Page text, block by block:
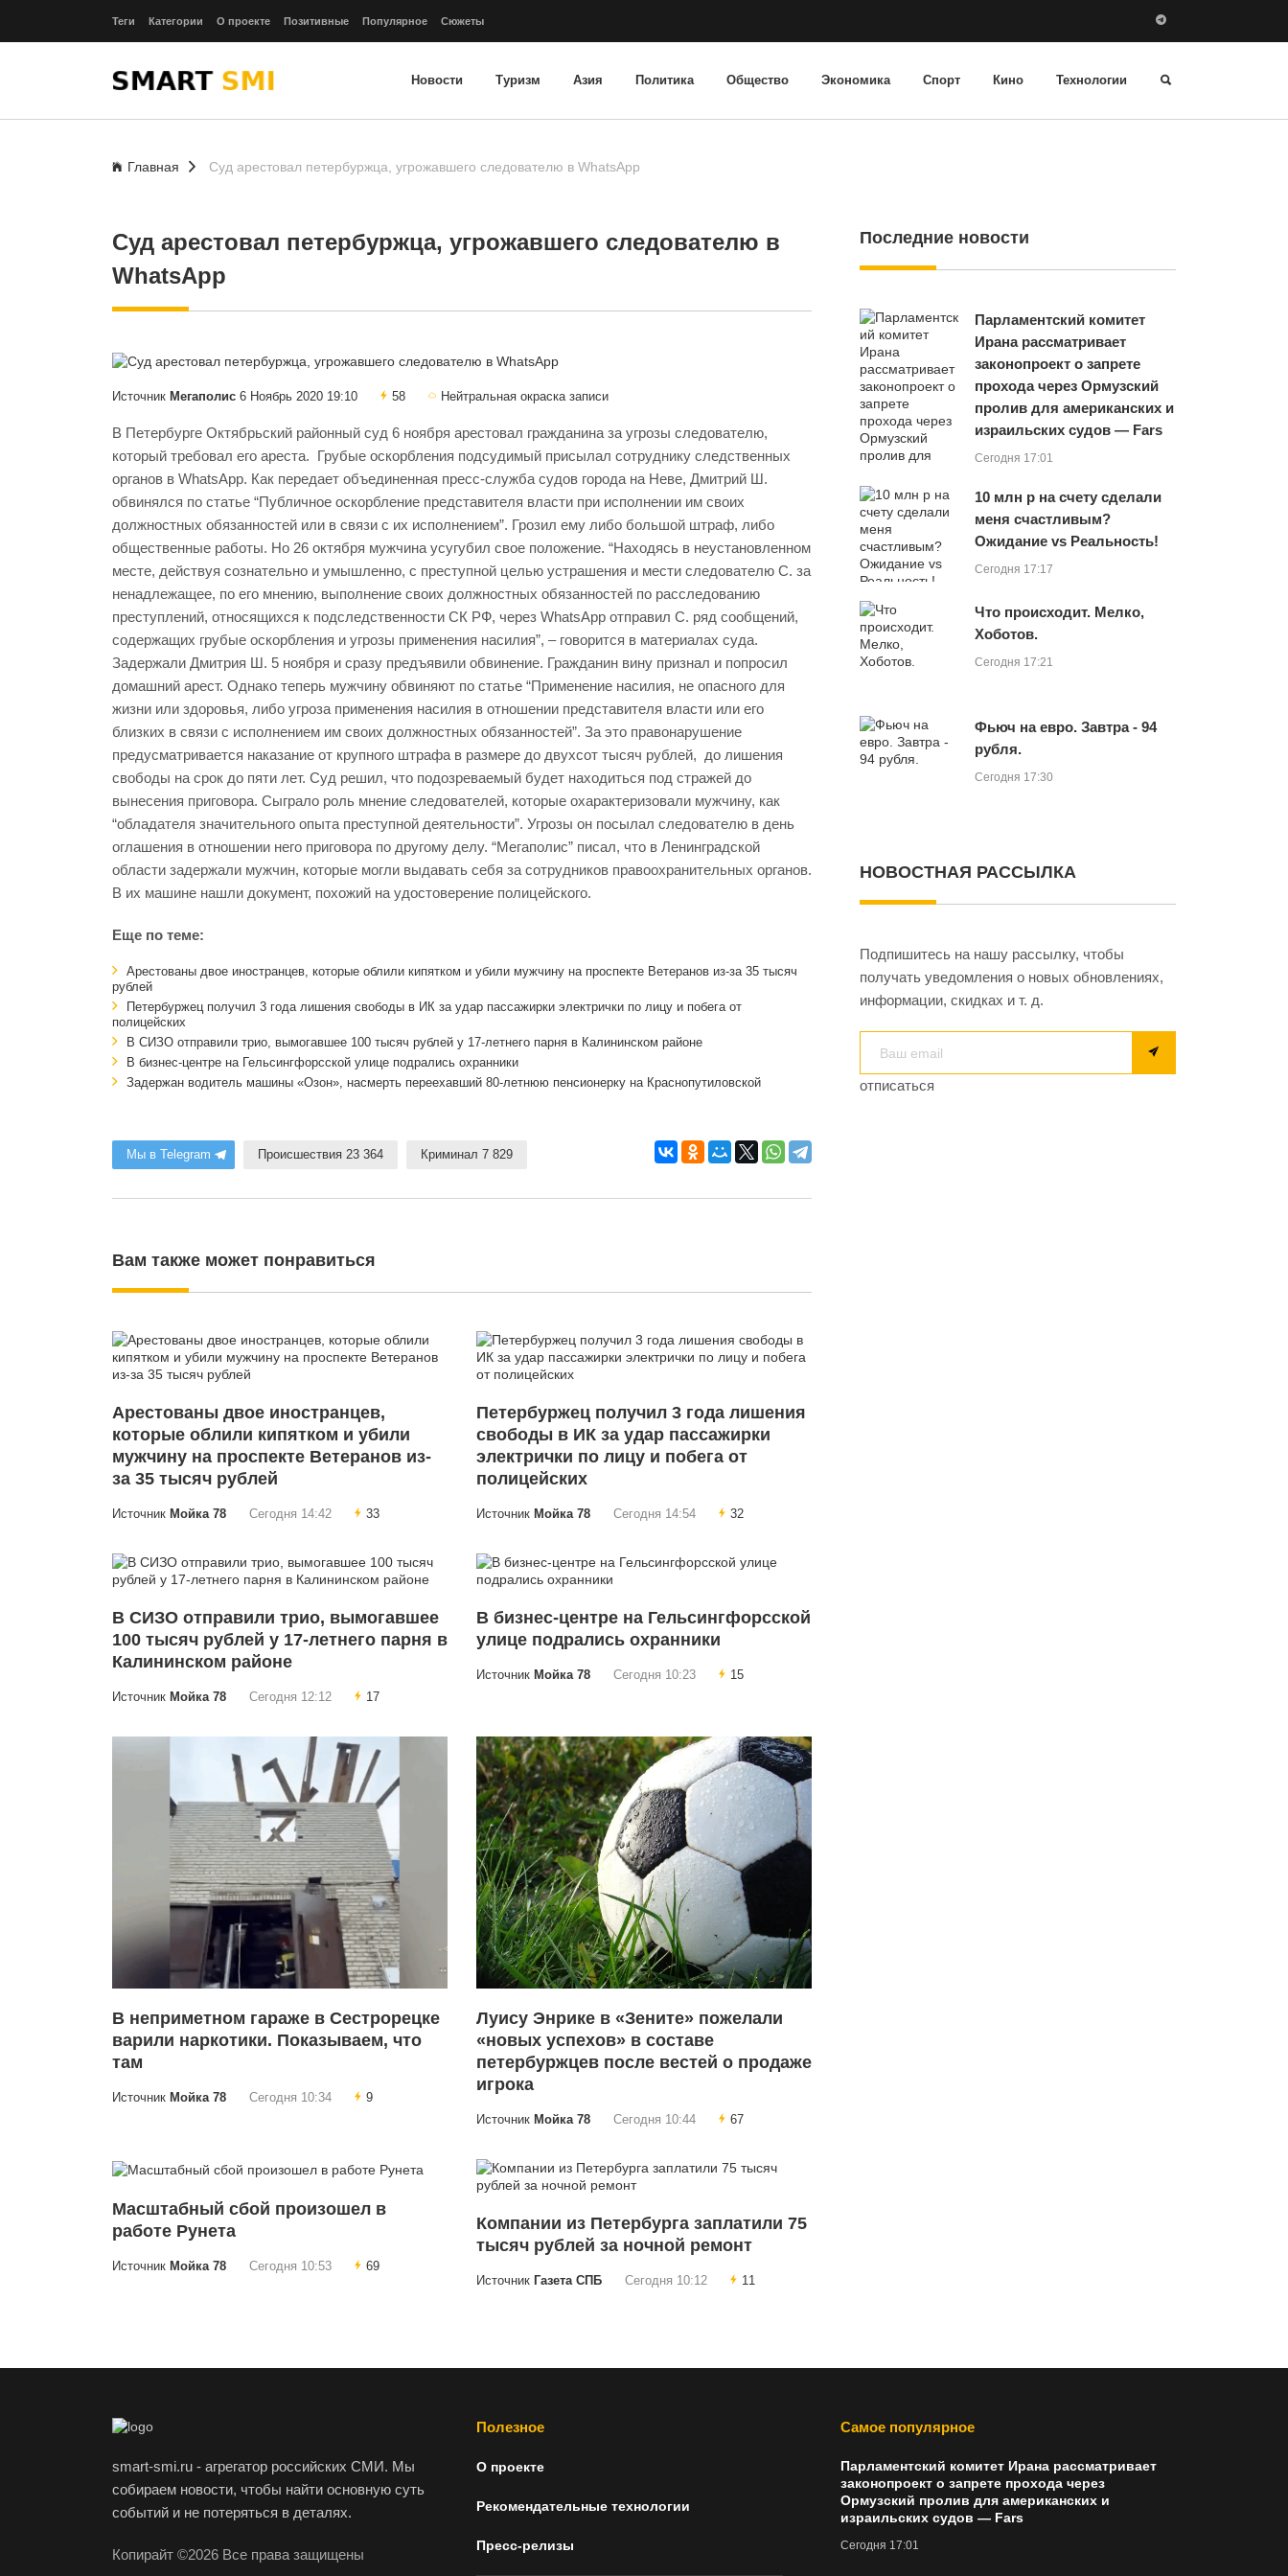
Теги Категории О проекте Позитивные Популярное Сюжеты
Новости Туризм Азия Политика Общество Экономика Спорт Кино Технологии
Главная Суд арестовал петербуржца, угрожавшего следователю в WhatsApp
Суд арестовал петербуржца, угрожавшего следователю в
WhatsApp
Источник Мегаполис 6 Ноябрь 2020 19:10 58 Нейтральная окраска записи
В Петербурге Октябрьский районный суд 6 ноября арестовал гражданина за угрозы следователю,
который требовал его ареста. Грубые оскорбления подсудимый присылал сотруднику следственных
органов в WhatsApp. Как передает объединенная пресс-служба судов города на Неве, Дмитрий Ш.
обвинялся по статье “Публичное оскорбление представителя власти при исполнении им своих
должностных обязанностей или в связи с их исполнением”. Грозил ему либо большой штраф, либо
общественные работы. Но 26 октября мужчина усугубил свое положение. “Находясь в неустановленном
месте, действуя сознательно и умышленно, с преступной целью устрашения и мести следователю С. за
ненадлежащее, по его мнению, выполнение своих должностных обязанностей по расследованию
преступлений, относящихся к подследственности СК РФ, через WhatsApp отправил С. ряд сообщений,
содержащих грубые оскорбления и угрозы применения насилия”, – говорится в материалах суда.
Задержали Дмитрия Ш. 5 ноября и сразу предъявили обвинение. Гражданин вину признал и попросил
домашний арест. Однако теперь мужчину обвиняют по статье “Применение насилия, не опасного для
жизни или здоровья, либо угроза применения насилия в отношении представителя власти или его
близких в связи с исполнением им своих должностных обязанностей”. За это правонарушение
предусматривается наказание от крупного штрафа в размере до двухсот тысяч рублей, до лишения
свободы на срок до пяти лет. Суд решил, что подозреваемый будет находиться под стражей до
вынесения приговора. Сыграло роль мнение следователей, которые охарактеризовали мужчину, как
“обладателя значительного опыта преступной деятельности”. Угрозы он посылал следователю в день
оглашения в отношении него приговора по другому делу. “Мегаполис” писал, что в Ленинградской
области задержали мужчин, которые могли выдавать себя за сотрудников правоохранительных органов.
В их машине нашли документ, похожий на удостоверение полицейского.
Еще по теме:
Арестованы двое иностранцев, которые облили кипятком и убили мужчину на проспекте Ветеранов из-за 35 тысяч
рублей
Петербуржец получил 3 года лишения свободы в ИК за удар пассажирки электрички по лицу и побега от
полицейских
В СИЗО отправили трио, вымогавшее 100 тысяч рублей у 17-летнего парня в Калининском районе
В бизнес-центре на Гельсингфорсской улице подрались охранники
Задержан водитель машины «Озон», насмерть переехавший 80-летнюю пенсионерку на Краснопутиловской
Мы в Telegram Происшествия 23 364 Криминал 7 829
Вам также может понравиться
Арестованы двое иностранцев,
которые облили кипятком и убили
мужчину на проспекте Ветеранов из-
за 35 тысяч рублей
Источник Мойка 78 Сегодня 14:42 33
Петербуржец получил 3 года лишения
свободы в ИК за удар пассажирки
электрички по лицу и побега от
полицейских
Источник Мойка 78 Сегодня 14:54 32
В СИЗО отправили трио, вымогавшее
100 тысяч рублей у 17-летнего парня в
Калининском районе
Источник Мойка 78 Сегодня 12:12 17
В бизнес-центре на Гельсингфорсской
улице подрались охранники
Источник Мойка 78 Сегодня 10:23 15
В неприметном гараже в Сестрорецке
варили наркотики. Показываем, что
там
Источник Мойка 78 Сегодня 10:34 9
Луису Энрике в «Зените» пожелали
«новых успехов» в составе
петербуржцев после вестей о продаже
игрока
Источник Мойка 78 Сегодня 10:44 67
Масштабный сбой произошел в
работе Рунета
Источник Мойка 78 Сегодня 10:53 69
Компании из Петербурга заплатили 75
тысяч рублей за ночной ремонт
Источник Газета СПБ Сегодня 10:12 11
Последние новости
Парламентский комитет
Ирана рассматривает
законопроект о запрете
прохода через Ормузский
пролив для американских и
израильских судов — Fars
Сегодня 17:01
10 млн р на счету сделали
меня счастливым?
Ожидание vs Реальность!
Сегодня 17:17
Что происходит. Мелко,
Хоботов.
Сегодня 17:21
Фьюч на евро. Завтра - 94
рубля.
Сегодня 17:30
НОВОСТНАЯ РАССЫЛКА
Подпишитесь на нашу рассылку, чтобы
получать уведомления о новых обновлениях,
информации, скидках и т. д.
отписаться
smart-smi.ru - агрегатор российских СМИ. Мы
собираем новости, чтобы найти основную суть
событий и не потеряться в деталях.
Копирайт ©2026 Все права защищены
Полезное
О проекте
Рекомендательные технологии
Пресс-релизы
Самое популярное
Парламентский комитет Ирана рассматривает
законопроект о запрете прохода через
Ормузский пролив для американских и
израильских судов — Fars
Сегодня 17:01